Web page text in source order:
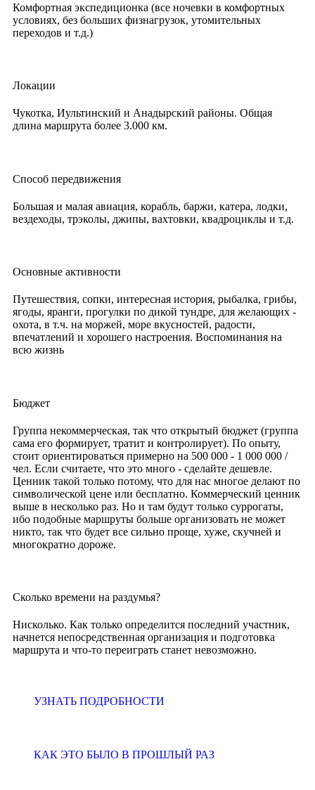
Комфортная экспедиционка (все ночевки в комфортных
условиях, без больших физнагрузок, утомительных
переходов и т.д.)
Локации
Чукотка, Иультинский и Анадырский районы. Общая
длина маршрута более 3.000 км.
Способ передвижения
Большая и малая авиация, корабль, баржи, катера, лодки,
вездеходы, трэколы, джипы, вахтовки, квадроциклы и т.д.
Основные активности
Путешествия, сопки, интересная история, рыбалка, грибы,
ягоды, яранги, прогулки по дикой тундре, для желающих -
охота, в т.ч. на моржей, море вкусностей, радости,
впечатлений и хорошего настроения. Воспоминания на
всю жизнь
Бюджет
Группа некоммерческая, так что открытый бюджет (группа
сама его формирует, тратит и контролирует). По опыту,
стоит ориентироваться примерно на 500 000 - 1 000 000 /
чел. Если считаете, что это много - сделайте дешевле.
Ценник такой только потому, что для нас многое делают по
символической цене или бесплатно. Коммерческий ценник
выше в несколько раз. Но и там будут только суррогаты,
ибо подобные маршруты больше организовать не может
никто, так что будет все сильно проще, хуже, скучней и
многократно дороже.
Сколько времени на раздумья?
Нисколько. Как только определится последний участник,
начнется непосредственная организация и подготовка
маршрута и что-то переиграть станет невозможно.
УЗНАТЬ ПОДРОБНОСТИ
КАК ЭТО БЫЛО В ПРОШЛЫЙ РАЗ